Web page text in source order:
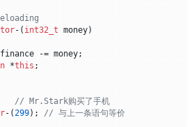
-( int32_t money)
-= money;
*this ;
// Mr.Stark购买了手机
-( 299); // 与上一条语句等价